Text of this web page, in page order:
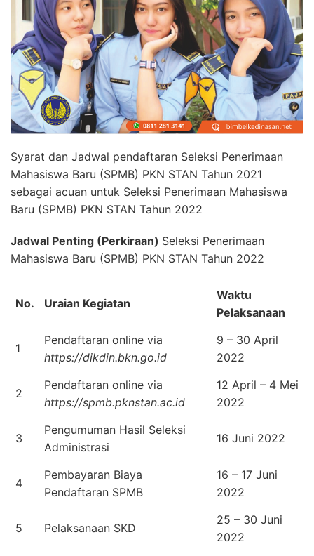
Syarat dan Jadwal pendaftaran Seleksi Penerimaan
Mahasiswa Baru (SPMB) PKN STAN Tahun 2021
sebagai acuan untuk Seleksi Penerimaan Mahasiswa
Baru (SPMB) PKN STAN Tahun 2022
Jadwal Penting (Perkiraan) Seleksi Penerimaan
Mahasiswa Baru (SPMB) PKN STAN Tahun 2022
No. Uraian Kegiatan
Waktu
Pelaksanaan
1
Pendaftaran online via
https://dikdin.bkn.go.id
9 – 30 April
2022
2
Pendaftaran online via
https://spmb.pknstan.ac.id
12 April – 4 Mei
2022
3
Pengumuman Hasil Seleksi
Administrasi
16 Juni 2022
4
Pembayaran Biaya
Pendaftaran SPMB
16 – 17 Juni
2022
5 Pelaksanaan SKD
25 – 30 Juni
2022